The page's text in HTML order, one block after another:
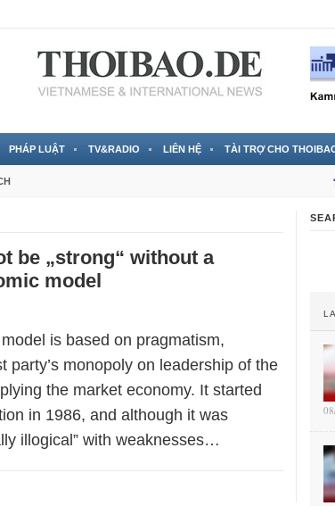
PHÁP LUẬT TV&RADIO LIÊN HỆ TÀI TRỢ CHO
be „strong“ without a
model
is based on pragmatism,
party’s monopoly on leadership of the
the market economy. It started
in 1986, and although it was
illogical” with weaknesses…